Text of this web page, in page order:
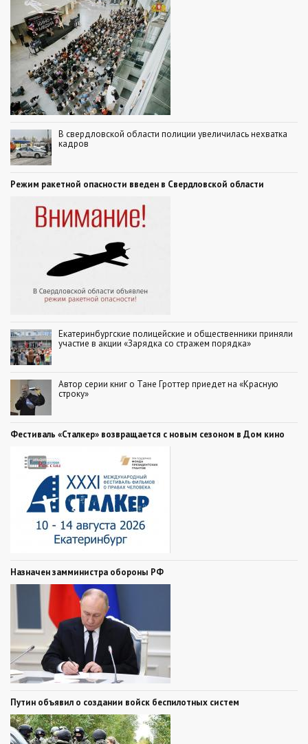
В свердловской области полиции увеличилась нехватка
кадров
Режим ракетной опасности введен в Свердловской области
Екатеринбургские полицейские и общественники приняли
участие в акции «Зарядка со стражем порядка»
Автор серии книг о Тане Гроттер приедет на «Красную
строку»
Фестиваль «Сталкер» возвращается с новым сезоном в Дом кино
Назначен замминистра обороны РФ
Путин объявил о создании войск беспилотных систем